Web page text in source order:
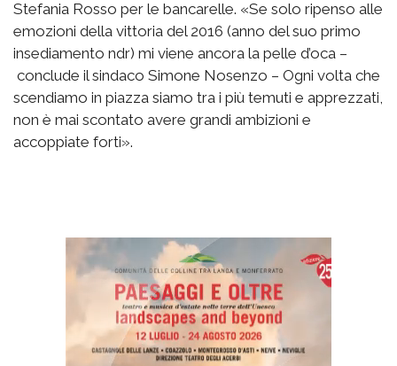
Stefania Rosso per le bancarelle. «Se solo ripenso alle
emozioni della vittoria del 2016 (anno del suo primo
insediamento ndr) mi viene ancora la pelle d’oca –
conclude il sindaco Simone Nosenzo – Ogni volta che
scendiamo in piazza siamo tra i più temuti e apprezzati,
non è mai scontato avere grandi ambizioni e
accoppiate forti».